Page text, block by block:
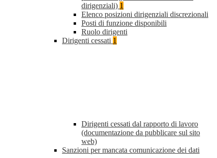
dirigenziali) 1
Elenco posizioni dirigenziali discrezionali
Posti di funzione disponibili
Ruolo dirigenti
Dirigenti cessati 1
Dirigenti cessati dal rapporto di lavoro
(documentazione da pubblicare sul sito
web)
Sanzioni per mancata comunicazione dei dati